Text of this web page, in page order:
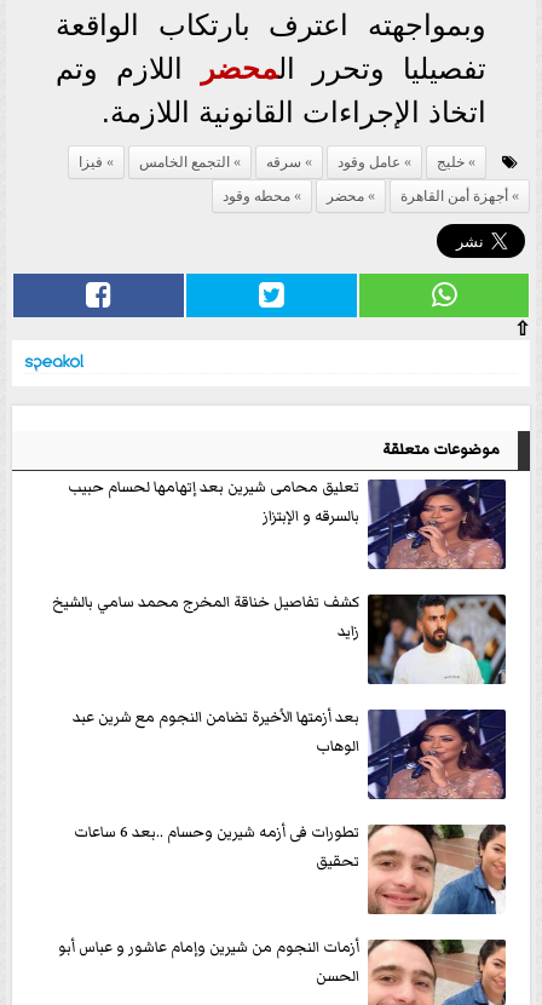
وبمواجهته اعترف بارتكاب الواقعة
تفصيليا وتحرر المحضر
اللازم وتم
اتخاذ الإجراءات القانونية اللازمة.
خليج عامل وقود سرقه التجمع الخامس
فيزا
أجهزة أمن القاهرة
محضر محطه وقود
⇧
موضوعات متعلقة
تعليق محامى شيرين بعد إتهامها لحسام حبيب
بالسرقه و الإبتزاز
كشف تفاصيل خناقة المخرج محمد سامي بالشيخ
زايد
بعد أزمتها الأخيرة تضامن النجوم مع شرين عبد
الوهاب
تطورات فى أزمه شيرين وحسام ..بعد 6 ساعات
تحقيق
أزمات النجوم من شيرين وإمام عاشور و عباس أبو
الحسن